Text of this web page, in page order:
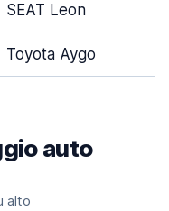
SEAT Leon
Toyota Aygo
auto
alto